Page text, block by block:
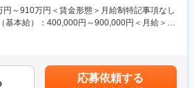
の人的交流が可能！
マネジメントへのキャリアパスもご用意！
グや面談を行うイメージです。業務に慣れて
可能です。
ーケットシェアを含む各種KPIや外部市場デー
ス上のリスクおよび機会を可視化し、意思決
Managerと連携し、下記観点に基づく高
格戦略（国別、チャネル別、ディスカウン
円～910万円＜賃金形態＞月給制特記事項なし
基本給）：400,000円～900,000円＜月給＞
額であり、選考を通じて上下する可能性があ
)は固定手当を含めた表記です。
応募依頼する